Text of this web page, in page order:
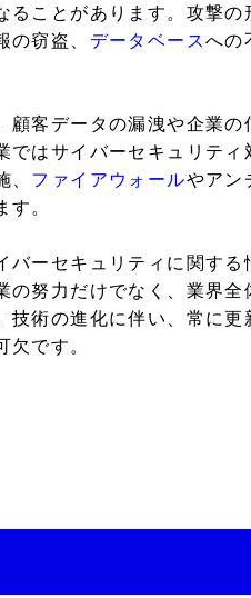
ることがあります。攻撃の
窃盗、 データベースへの
客データの漏洩や企業の
はサイバーセキュリティ
、 ファイアウォールやアン
。
ーセキュリティに関す
の努力だけでなく、業界全
技術の進化に伴い、常に更
です。